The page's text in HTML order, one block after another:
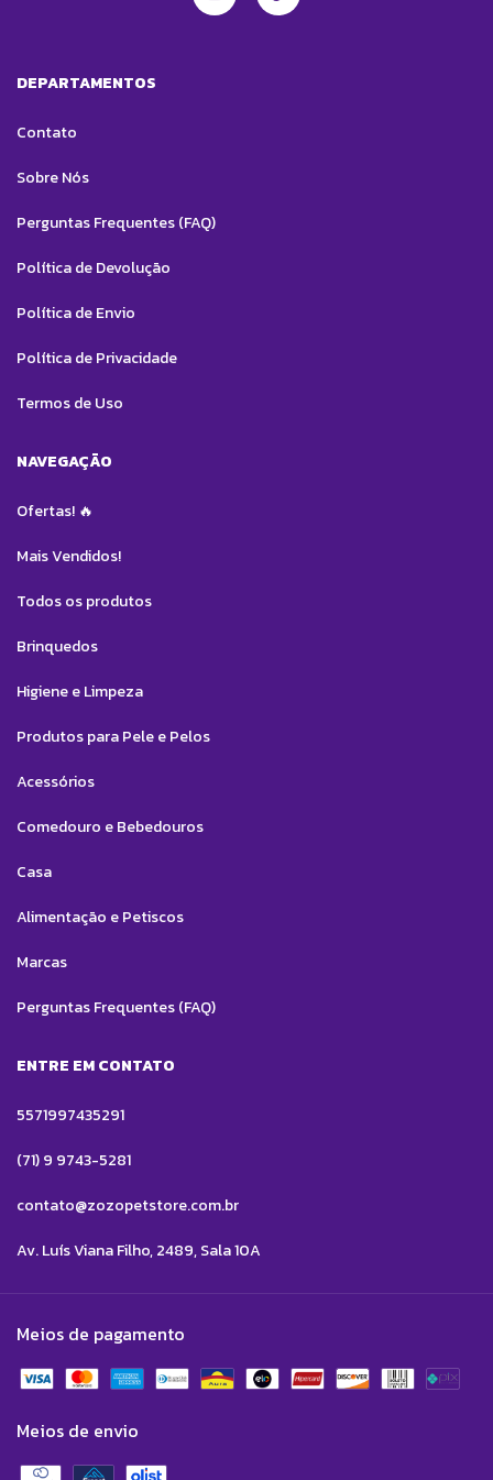
DEPARTAMENTOS
Contato
Sobre Nós
Perguntas Frequentes (FAQ)
Política de Devolução
Política de Envio
Política de Privacidade
Termos de Uso
NAVEGAÇÃO
Ofertas! 🔥
Mais Vendidos!
Todos os produtos
Brinquedos
Higiene e Limpeza
Produtos para Pele e Pelos
Acessórios
Comedouro e Bebedouros
Casa
Alimentação e Petiscos
Marcas
Perguntas Frequentes (FAQ)
ENTRE EM CONTATO
5571997435291
(71) 9 9743-5281
contato@zozopetstore.com.br
Av. Luís Viana Filho, 2489, Sala 10A
Meios de pagamento
Meios de envio